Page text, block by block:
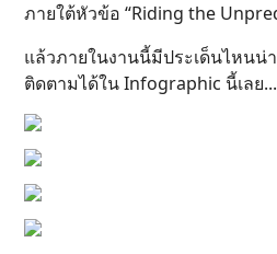
ภายใต้หัวข้อ “Riding the
แล้วภายในงานนี้มีประเด็นไหนน่
ติดตามได้ใน Infographic นี้เลย...